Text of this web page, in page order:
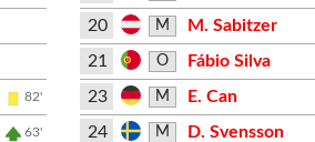
82'
63'
20 M M. Sabitzer
21 O
Fábio Silva
23
M
E. Can
24
M D. Svensson